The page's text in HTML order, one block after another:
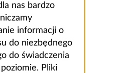
nas bardzo
informacji o
do niezbędnego
do świadczenia
Pliki